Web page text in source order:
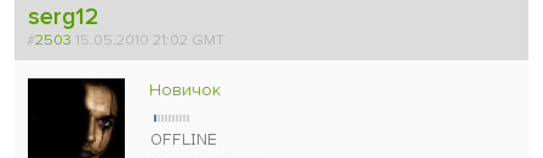
serg12
#2503 15.05.2010 21:02 GMT
Новичок